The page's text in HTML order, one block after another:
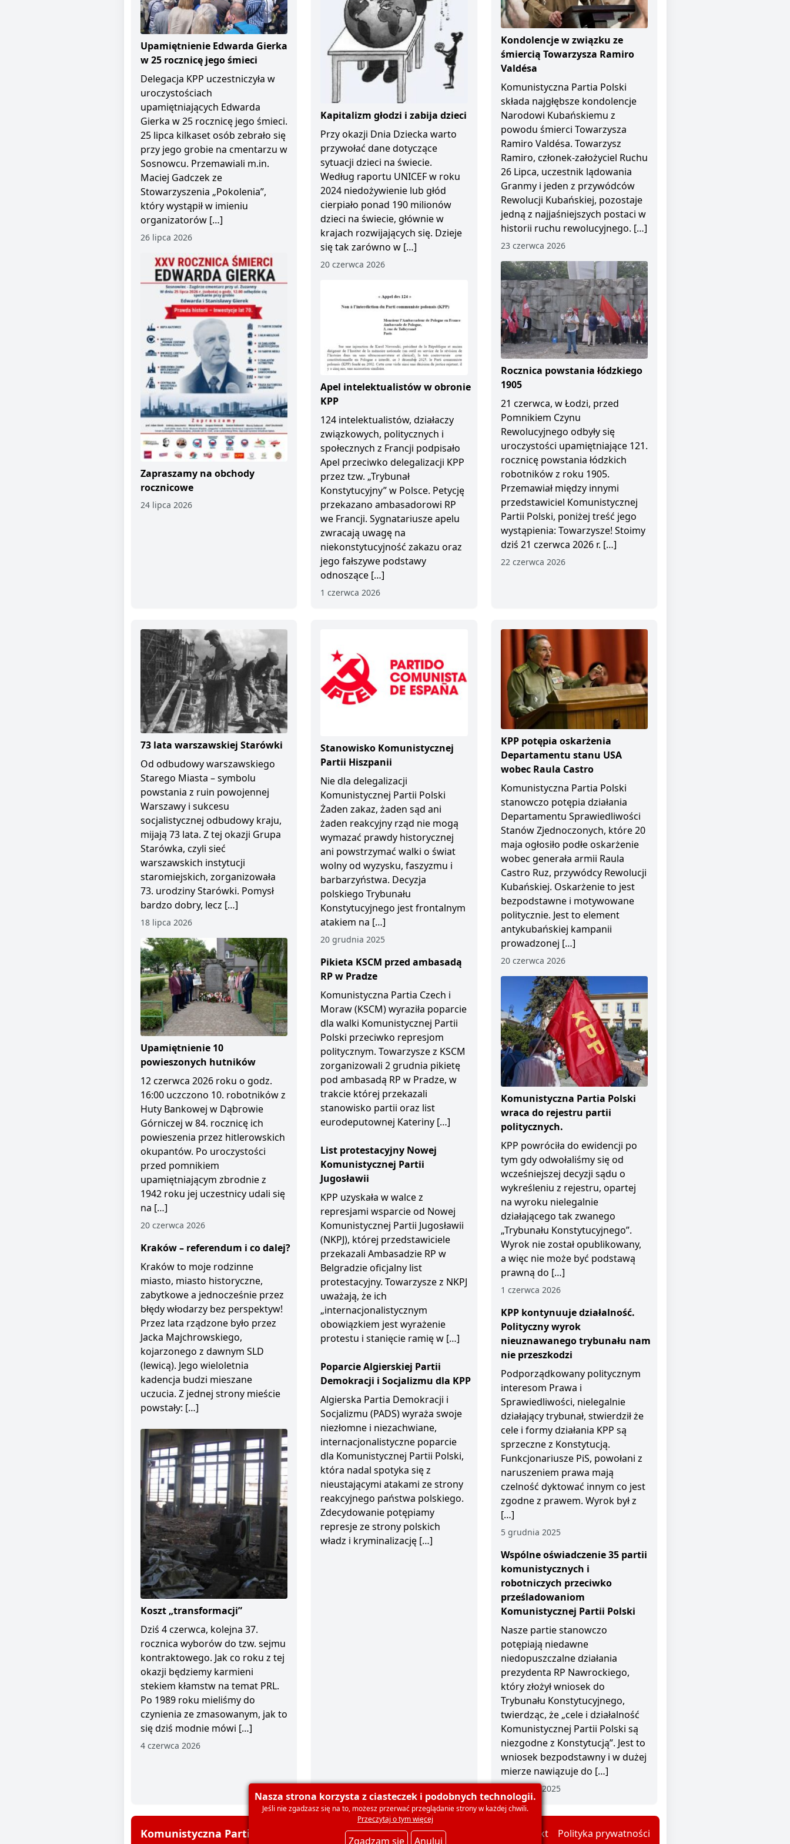
Upamiętnienie Edwarda Gierka
w 25 rocznicę jego śmieci
Delegacja KPP uczestniczyła w
uroczystościach
upamiętniających Edwarda
Gierka w 25 rocznicę jego śmieci.
25 lipca kilkaset osób zebrało się
przy jego grobie na cmentarzu w
Sosnowcu. Przemawiali m.in.
Maciej Gadczek ze
Stowarzyszenia „Pokolenia”,
który wystąpił w imieniu
organizatorów […]
26 lipca 2026
Zapraszamy na obchody
rocznicowe
24 lipca 2026
Kapitalizm głodzi i zabija dzieci
Przy okazji Dnia Dziecka warto
przywołać dane dotyczące
sytuacji dzieci na świecie.
Według raportu UNICEF w roku
2024 niedożywienie lub głód
cierpiało ponad 190 milionów
dzieci na świecie, głównie w
krajach rozwijających się. Dzieje
się tak zarówno w […]
20 czerwca 2026
Apel intelektualistów w obronie
KPP
124 intelektualistów, działaczy
związkowych, politycznych i
społecznych z Francji podpisało
Apel przeciwko delegalizacji KPP
przez tzw. „Trybunał
Konstytucyjny” w Polsce. Petycję
przekazano ambasadorowi RP
we Francji. Sygnatariusze apelu
zwracają uwagę na
niekonstytucyjność zakazu oraz
jego fałszywe podstawy
odnoszące […]
1 czerwca 2026
Kondolencje w związku ze
śmiercią Towarzysza Ramiro
Valdésa
Komunistyczna Partia Polski
składa najgłębsze kondolencje
Narodowi Kubańskiemu z
powodu śmierci Towarzysza
Ramiro Valdésa. Towarzysz
Ramiro, członek-założyciel Ruchu
26 Lipca, uczestnik lądowania
Granmy i jeden z przywódców
Rewolucji Kubańskiej, pozostaje
jedną z najjaśniejszych postaci w
historii ruchu rewolucyjnego. […]
23 czerwca 2026
Rocznica powstania łódzkiego
1905
21 czerwca, w Łodzi, przed
Pomnikiem Czynu
Rewolucyjnego odbyły się
uroczystości upamiętniające 121.
rocznicę powstania łódzkich
robotników z roku 1905.
Przemawiał między innymi
przedstawiciel Komunistycznej
Partii Polski, poniżej treść jego
wystąpienia: Towarzysze! Stoimy
dziś 21 czerwca 2026 r. […]
22 czerwca 2026
73 lata warszawskiej Starówki
Od odbudowy warszawskiego
Starego Miasta – symbolu
powstania z ruin powojennej
Warszawy i sukcesu
socjalistycznej odbudowy kraju,
mijają 73 lata. Z tej okazji Grupa
Starówka, czyli sieć
warszawskich instytucji
staromiejskich, zorganizowała
73. urodziny Starówki. Pomysł
bardzo dobry, lecz […]
18 lipca 2026
Upamiętnienie 10
powieszonych hutników
12 czerwca 2026 roku o godz.
16:00 uczczono 10. robotników z
Huty Bankowej w Dąbrowie
Górniczej w 84. rocznicę ich
powieszenia przez hitlerowskich
okupantów. Po uroczystości
przed pomnikiem
upamiętniającym zbrodnie z
1942 roku jej uczestnicy udali się
na […]
20 czerwca 2026
Kraków – referendum i co dalej?
Kraków to moje rodzinne
miasto, miasto historyczne,
zabytkowe a jednocześnie przez
błędy włodarzy bez perspektyw!
Przez lata rządzone było przez
Jacka Majchrowskiego,
kojarzonego z dawnym SLD
(lewicą). Jego wieloletnia
kadencja budzi mieszane
uczucia. Z jednej strony mieście
powstały: […]
Koszt „transformacji”
Dziś 4 czerwca, kolejna 37.
rocznica wyborów do tzw. sejmu
kontraktowego. Jak co roku z tej
okazji będziemy karmieni
stekiem kłamstw na temat PRL.
Po 1989 roku mieliśmy do
czynienia ze zmasowanym, jak to
się dziś modnie mówi […]
4 czerwca 2026
Stanowisko Komunistycznej
Partii Hiszpanii
Nie dla delegalizacji
Komunistycznej Partii Polski
Żaden zakaz, żaden sąd ani
żaden reakcyjny rząd nie mogą
wymazać prawdy historycznej
ani powstrzymać walki o świat
wolny od wyzysku, faszyzmu i
barbarzyństwa. Decyzja
polskiego Trybunału
Konstytucyjnego jest frontalnym
atakiem na […]
20 grudnia 2025
Pikieta KSCM przed ambasadą
RP w Pradze
Komunistyczna Partia Czech i
Moraw (KSCM) wyraziła poparcie
dla walki Komunistycznej Partii
Polski przeciwko represjom
politycznym. Towarzysze z KSCM
zorganizowali 2 grudnia pikietę
pod ambasadą RP w Pradze, w
trakcie której przekazali
stanowisko partii oraz list
eurodeputownej Kateriny […]
List protestacyjny Nowej
Komunistycznej Partii
Jugosławii
KPP uzyskała w walce z
represjami wsparcie od Nowej
Komunistycznej Partii Jugosławii
(NKPJ), której przedstawiciele
przekazali Ambasadzie RP w
Belgradzie oficjalny list
protestacyjny. Towarzysze z NKPJ
uważają, że ich
„internacjonalistycznym
obowiązkiem jest wyrażenie
protestu i stanięcie ramię w […]
Poparcie Algierskiej Partii
Demokracji i Socjalizmu dla KPP
Algierska Partia Demokracji i
Socjalizmu (PADS) wyraża swoje
niezłomne i niezachwiane,
internacjonalistyczne poparcie
dla Komunistycznej Partii Polski,
która nadal spotyka się z
nieustającymi atakami ze strony
reakcyjnego państwa polskiego.
Zdecydowanie potępiamy
represje ze strony polskich
władz i kryminalizację […]
KPP potępia oskarżenia
Departamentu stanu USA
wobec Raula Castro
Komunistyczna Partia Polski
stanowczo potępia działania
Departamentu Sprawiedliwości
Stanów Zjednoczonych, które 20
maja ogłosiło podłe oskarżenie
wobec generała armii Raula
Castro Ruz, przywódcy Rewolucji
Kubańskiej. Oskarżenie to jest
bezpodstawne i motywowane
politycznie. Jest to element
antykubańskiej kampanii
prowadzonej […]
20 czerwca 2026
Komunistyczna Partia Polski
wraca do rejestru partii
politycznych.
KPP powróciła do ewidencji po
tym gdy odwołaliśmy się od
wcześniejszej decyzji sądu o
wykreśleniu z rejestru, opartej
na wyroku nielegalnie
działającego tak zwanego
„Trybunału Konstytucyjnego”.
Wyrok nie został opublikowany,
a więc nie może być podstawą
prawną do […]
1 czerwca 2026
KPP kontynuuje działalność.
Polityczny wyrok
nieuznawanego trybunału nam
nie przeszkodzi
Podporządkowany politycznym
interesom Prawa i
Sprawiedliwości, nielegalnie
działający trybunał, stwierdził że
cele i formy działania KPP są
sprzeczne z Konstytucją.
Funkcjonariusze PiS, powołani z
naruszeniem prawa mają
czelność dyktować innym co jest
zgodne z prawem. Wyrok był z
[…]
5 grudnia 2025
Wspólne oświadczenie 35 partii
komunistycznych i
robotniczych przeciwko
prześladowaniom
Komunistycznej Partii Polski
Nasze partie stanowczo
potępiają niedawne
niedopuszczalne działania
prezydenta RP Nawrockiego,
który złożył wniosek do
Trybunału Konstytucyjnego,
twierdząc, że „cele i działalność
Komunistycznej Partii Polski są
niezgodne z Konstytucją”. Jest to
wniosek bezpodstawny i w dużej
mierze nawiązuje do […]
1 grudnia 2025
Komunistyczna Partia Polski Dla mediów Deklaracja członkowska Kontakt Polityka prywatności
Nasza strona korzysta z ciasteczek i podobnych technologii.
Jeśli nie zgadzasz się na to, możesz przerwać przeglądanie strony w każdej chwili.
Przeczytaj o tym więcej
Zgadzam się Anuluj